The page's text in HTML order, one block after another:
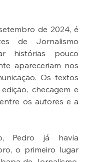
de 2024, é
de Jornalismo
histórias pouco
apareceriam nos
Os textos
checagem e
os autores e a
Pedro já havia
o primeiro lugar